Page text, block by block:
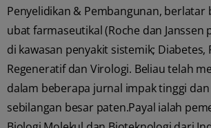
Penyelidikan & Pembangunan, berlatar
ubat farmaseutikal (Roche dan Janssen
di kawasan penyakit sistemik; Diabetes,
Regeneratif dan Virologi. Beliau telah
dalam beberapa jurnal impak tinggi
sebilangan besar paten.Payal ialah